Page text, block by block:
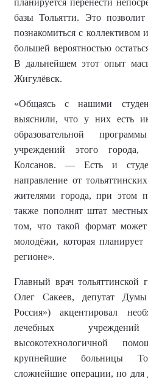
планируется перенести
базы Тольятти. Это
познакомиться с
большей вероятностью
В дальнейшем этот опыт
Жигулёвск.
«Общаясь с нашими
выяснили, что у них есть
образовательной
учреждений этого
Колсанов. — Есть и
направление от
жителями города, при этом
также пополнят штат
том, что такой формат
молодёжи, которая
регионе».
Главный врачтольяттинской
Олег Сакеев, депутат
Россия»)
акцентировал
лечебных
высокотехнологичной
крупнейшие больницы
сложнейшие операции, но для